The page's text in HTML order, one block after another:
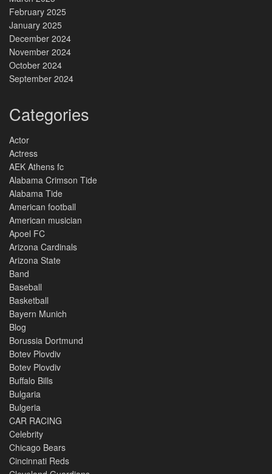
February 2025
January 2025
December 2024
November 2024
October 2024
September 2024
Categories
Actor
Actress
AEK Athens fc
Alabama Crimson Tide
Alabama Tide
American football
American musician
Apoel FC
Arizona Cardinals
Arizona State
Band
Baseball
Basketball
Bayern Munich
Blog
Borussia Dortmund
Botev Plovdiv
Botev Plovdiv
Buffalo Bills
Bulgaria
Bulgeria
CAR RACING
Celebrity
Chicago Bears
Cincinnati Reds